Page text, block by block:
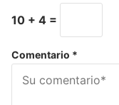
10 + 4 =
Comentario *